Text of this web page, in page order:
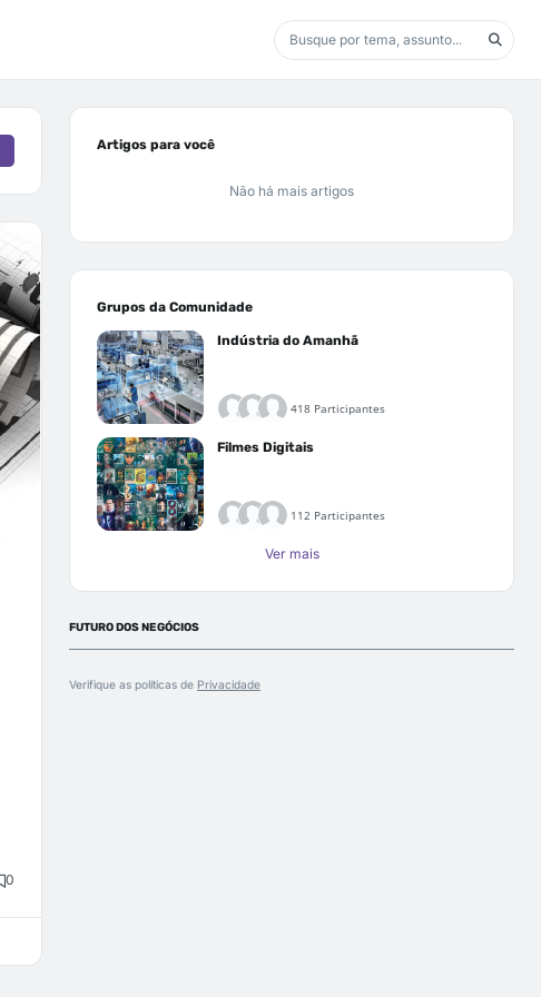
0
Artigos para você
Não há mais artigos
Grupos da Comunidade
Indústria do Amanhã
418 Participantes
Filmes Digitais
112 Participantes
Ver mais
FUTURO DOS NEGÓCIOS
Verifique as políticas de Privacidade